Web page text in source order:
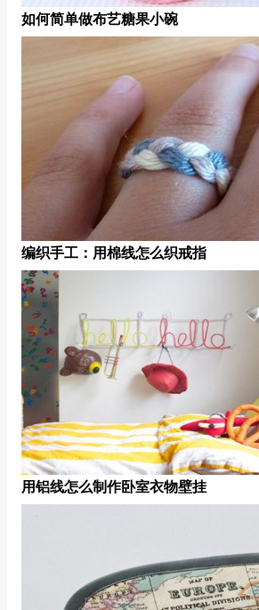
如何简单做布艺糖果小碗
编织手工：用棉线怎么织戒指
用铝线怎么制作卧室衣物壁挂